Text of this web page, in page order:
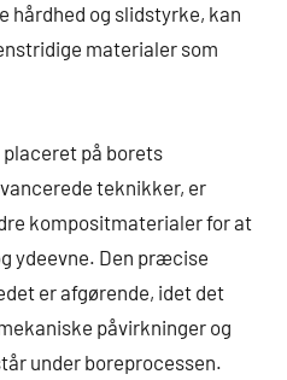
hårdhed og slidstyrke, kan
materialer som
på borets
teknikker, er
kompositmaterialer for at
ydeevne. Den præcise
er afgørende, idet det
påvirkninger og
under boreprocessen.